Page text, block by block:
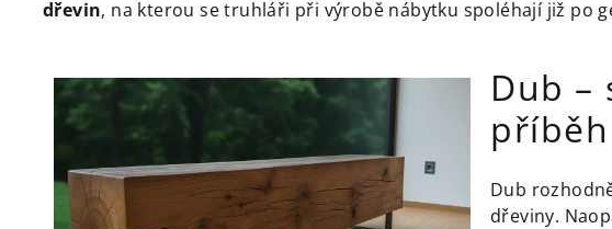
dřevin, na kterou se truhláři při výrobě nábytku spoléhají již po
Dub –
Dub
dřeviny.